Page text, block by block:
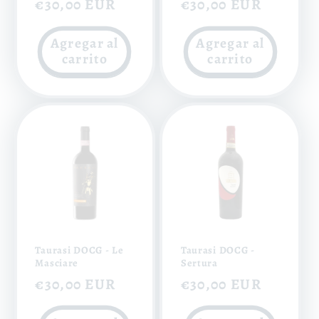
Precio
habitual
€30,00 EUR
Agregar al
carrito
Precio
habitual
€30,00 EUR
Agregar al
carrito
Taurasi DOCG - Le
Masciare
Precio
habitual
€30,00 EUR
Taurasi DOCG -
Sertura
Precio
habitual
€30,00 EUR